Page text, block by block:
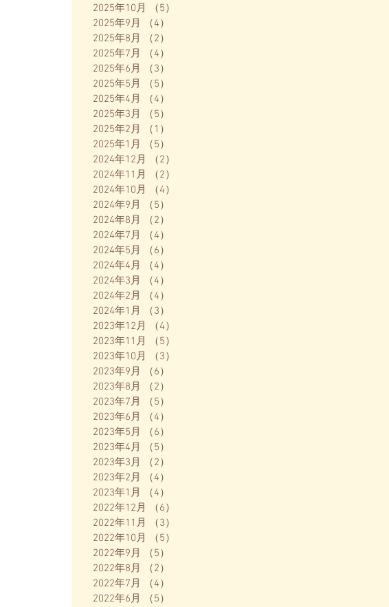
2025年10月
（5）
2025年9月
（4）
2025年8月
（2）
2025年7月
（4）
2025年6月
（3）
2025年5月
（5）
2025年4月
（4）
2025年3月
（5）
2025年2月
（1）
2025年1月
（5）
2024年12月
（2）
2024年11月
（2）
2024年10月
（4）
2024年9月
（5）
2024年8月
（2）
2024年7月
（4）
2024年5月
（6）
2024年4月
（4）
2024年3月
（4）
2024年2月
（4）
2024年1月
（3）
2023年12月
（4）
2023年11月
（5）
2023年10月
（3）
2023年9月
（6）
2023年8月
（2）
2023年7月
（5）
2023年6月
（4）
2023年5月
（6）
2023年4月
（5）
2023年3月
（2）
2023年2月
（4）
2023年1月
（4）
2022年12月
（6）
2022年11月
（3）
2022年10月
（5）
2022年9月
（5）
2022年8月
（2）
2022年7月
（4）
2022年6月
（5）